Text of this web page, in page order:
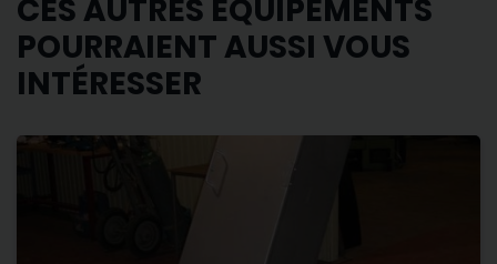
CES AUTRES ÉQUIPEMENTS
POURRAIENT AUSSI VOUS
INTÉRESSER